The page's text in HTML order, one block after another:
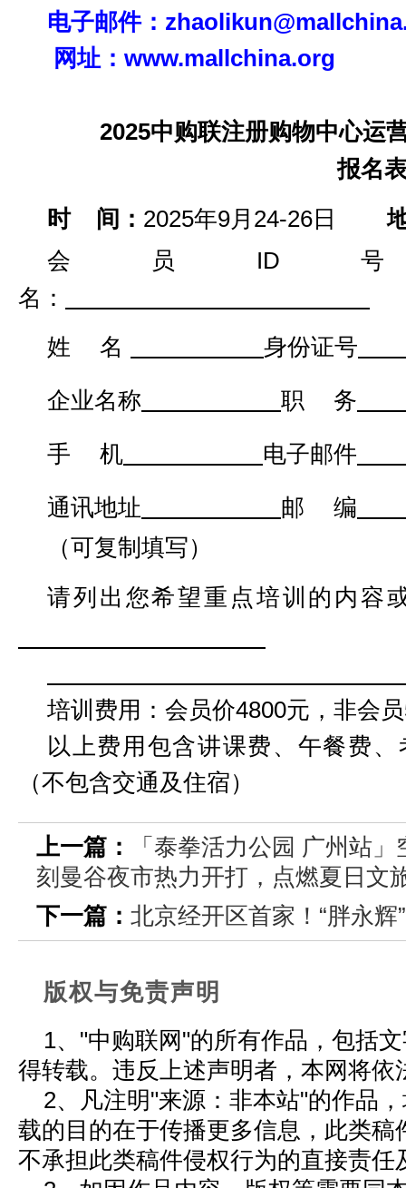
电子邮件：
网址： www.mallchina.org
2025中购联注册购物中心运
报名
时
间： 2025年9月24-26日
会员 ID
名 ：
姓
名
身份证号
企业名称
职
务
手
机
电子邮件
通讯地址
邮
编
（可复制填写）
请列出您希望重点培训的内容
培训费用：会员价4800元，非会
以上费用包含讲课费、午餐费
（不包含交通及住宿）
上一篇：
「泰拳活力公园 广州站
刻曼谷夜市热力开打，点燃夏日文
下一篇： 北京经开区首家！“胖永
版权与免责声明
1、"中购联网"的所有作品，包括
得转载。违反上述声明者，本网将依
2、凡注明"来源：非本站"的作品
载的目的在于传播更多信息，此类
不承担此类稿件侵权行为的直接责任